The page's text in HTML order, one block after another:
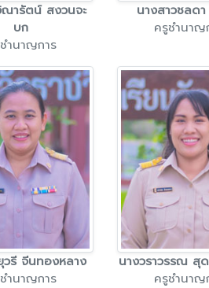
ณารัตน์ สงวนจะ
บก
ำนาญการ
นางสาวชลดา
ครูชำนาญ
วรี จีนทองหลาง
ำนาญการ
นางวราวรรณ สุ
ครูชำนาญ